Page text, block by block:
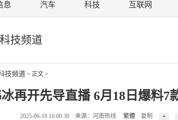
息 汽车 科技 互联网
科技频道
技频道 > 正文 >
再开先导直播 6月18日爆料7
2025-06-18 16:00:30 来源：河南热线 繁體 复制